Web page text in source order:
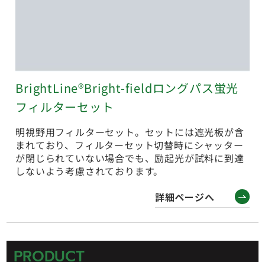
BrightLine®Bright-fieldロングパス蛍光
フィルターセット
明視野用フィルターセット。セットには遮光板が含
まれており、フィルターセット切替時にシャッター
が閉じられていない場合でも、励起光が試料に到達
しないよう考慮されております。
詳細ページへ
PRODUCT